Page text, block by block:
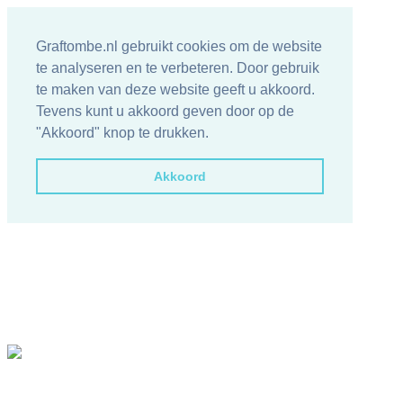
Graftombe.nl gebruikt cookies om de website
te analyseren en te verbeteren. Door gebruik
te maken van deze website geeft u akkoord.
Tevens kunt u akkoord geven door op de
"Akkoord" knop te drukken.
Akkoord